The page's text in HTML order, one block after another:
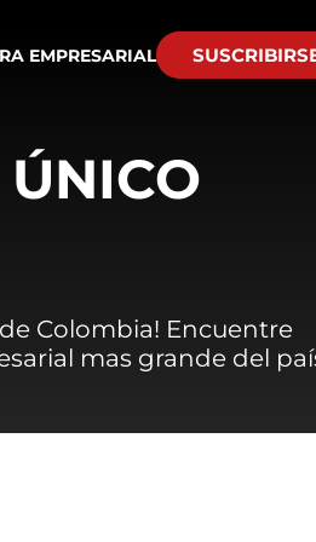
EMPRESARIAL
Colombia! Encuentre
mas grande del